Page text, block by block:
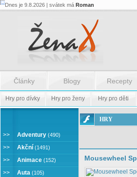
Dnes je 9.8.2026 | svátek má Roman
Články Blogy Recepty
Hry pro dívky Hry pro ženy Hry pro děti
>> Adventury (490)
>> Akční (1491)
>> Animace (152)
>> Auta (105)
HRY
Mousewheel